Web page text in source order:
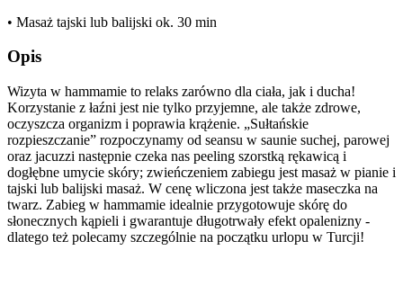
• Masaż tajski lub balijski ok. 30 min
Opis
Wizyta w hammamie to relaks zarówno dla ciała, jak i ducha!
Korzystanie z łaźni jest nie tylko przyjemne, ale także zdrowe,
oczyszcza organizm i poprawia krążenie. „Sułtańskie
rozpieszczanie” rozpoczynamy od seansu w saunie suchej, parowej
oraz jacuzzi następnie czeka nas peeling szorstką rękawicą i
dogłębne umycie skóry; zwieńczeniem zabiegu jest masaż w pianie i
tajski lub balijski masaż. W cenę wliczona jest także maseczka na
twarz. Zabieg w hammamie idealnie przygotowuje skórę do
słonecznych kąpieli i gwarantuje długotrwały efekt opalenizny -
dlatego też polecamy szczególnie na początku urlopu w Turcji!